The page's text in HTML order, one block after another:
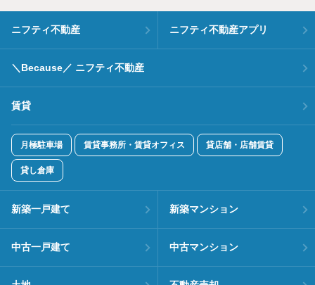
ニフティ不動産 ニフティ不動産アプリ
＼Because／ ニフティ不動産
賃貸
月極駐車場 賃貸事務所・賃貸オフィス 貸店舗・店舗賃貸
貸し倉庫
新築一戸建て 新築マンション
中古一戸建て 中古マンション